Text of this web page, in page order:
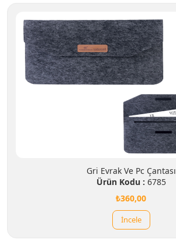
Gri Evrak Ve Pc Çantası
Ürün Kodu : 6785
₺360,00
İncele